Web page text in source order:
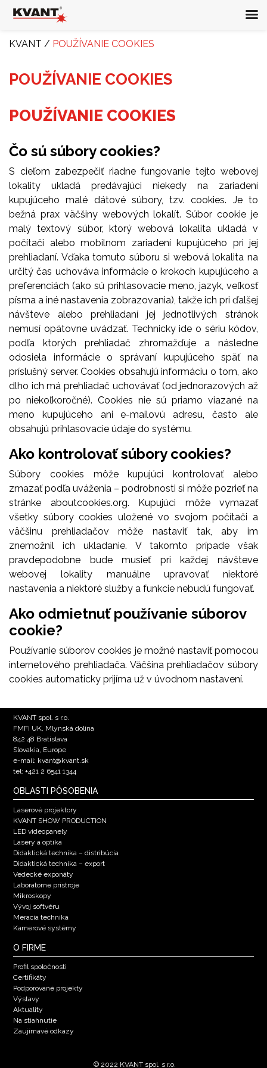
KVANT / POUŽÍVANIE COOKIES
POUŽÍVANIE COOKIES
POUŽÍVANIE COOKIES
Čo sú súbory cookies?
S cieľom zabezpečiť riadne fungovanie tejto webovej
lokality ukladá predávajúci niekedy na zariadení
kupujúceho malé dátové súbory, tzv. cookies. Je to
bežná prax väčšiny webových lokalít. Súbor cookie je
malý textový súbor, ktorý webová lokalita ukladá v
počítači alebo mobilnom zariadení kupujúceho pri jej
prehliadaní. Vďaka tomuto súboru si webová lokalita na
určitý čas uchováva informácie o krokoch kupujúceho a
preferenciách (ako sú prihlasovacie meno, jazyk, veľkosť
písma a iné nastavenia zobrazovania), takže ich pri ďalšej
návšteve alebo prehliadaní jej jednotlivých stránok
nemusí opätovne uvádzať. Technicky ide o sériu kódov,
podľa ktorých prehliadač zhromažďuje a následne
odosiela informácie o správaní kupujúceho späť na
príslušný server. Cookies obsahujú informáciu o tom, ako
dlho ich má prehliadač uchovávať (od jednorazových až
po niekoľkoročné). Cookies nie sú priamo viazané na
meno kupujúceho ani e-mailovú adresu, často ale
obsahujú prihlasovacie údaje do systému.
Ako kontrolovať súbory cookies?
Súbory cookies môže kupujúci kontrolovať alebo
zmazať podľa uváženia – podrobnosti si môže pozrieť na
stránke aboutcookies.org. Kupujúci môže vymazať
všetky súbory cookies uložené vo svojom počítači a
väčšinu prehliadačov môže nastaviť tak, aby im
znemožnil ich ukladanie. V takomto prípade však
pravdepodobne bude musieť pri každej návšteve
webovej lokality manuálne upravovať niektoré
nastavenia a niektoré služby a funkcie nebudú fungovať.
Ako odmietnuť používanie súborov
cookie?
Používanie súborov cookies je možné nastaviť pomocou
internetového prehliadača. Väčšina prehliadačov súbory
cookies automaticky prijíma už v úvodnom nastavení.
KVANT spol. s r.o.
FMFI UK, Mlynská dolina
842 48 Bratislava
Slovakia, Europe
e-mail: kvant@kvant.sk
tel: +421 2 6541 1344
OBLASTI PÔSOBENIA
Laserové projektory
KVANT SHOW PRODUCTION
LED videopanely
Lasery a optika
Didaktická technika – distribúcia
Didaktická technika – export
Vedecké exponáty
Laboratórne prístroje
Mikroskopy
Vývoj softvéru
Meracia technika
Kamerové systémy
O FIRME
Profil spoločnosti
Certifikáty
Podporované projekty
Výstavy
Aktuality
Na stiahnutie
Zaujímavé odkazy
© 2022 KVANT spol. s r.o.